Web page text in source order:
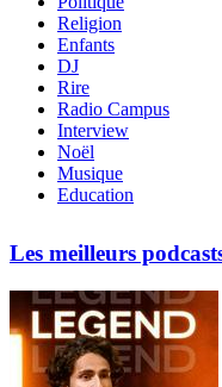
Religion
Enfants
DJ
Rire
Radio Campus
Interview
Noël
Musique
Education
Les meilleurs